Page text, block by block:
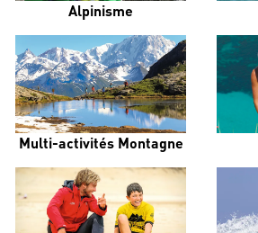
Alpinisme
Multi-activités Montagne